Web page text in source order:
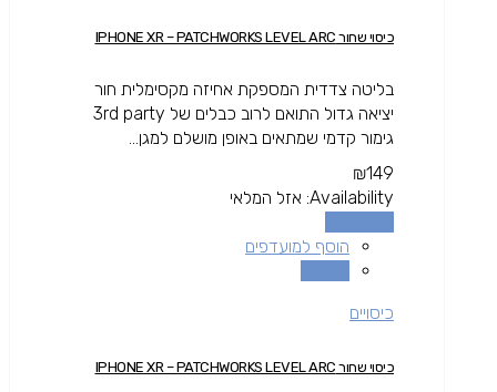
כיסוי שחור IPHONE XR – PATCHWORKS LEVEL ARC
בליטה צדדית המספקת אחיזה מקסימלית חור
יציאה גדול התואם לרוב כבלים של 3rd party
גימור קדמי שמתאים באופן מושלם למגן...
₪149
Availability: אזל המלאי
הוסף למועדפים
כיסויים
כיסוי שחור IPHONE XR – PATCHWORKS LEVEL ARC